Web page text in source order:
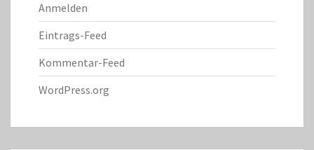
Anmelden
Eintrags-Feed
Kommentar-Feed
WordPress.org